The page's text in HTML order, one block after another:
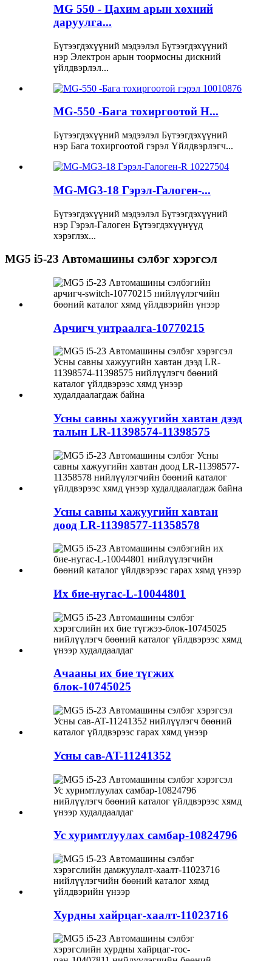
MG 550 - Цахим арын хөхний
даруулга...
Бүтээгдэхүүний мэдээлэл Бүтээгдэхүүний
нэр Электрон арын тоормосны дискний
үйлдвэрлэл...
MG-550 -Бага тохиргоотой H...
Бүтээгдэхүүний мэдээлэл Бүтээгдэхүүний
нэр Бага тохиргоотой гэрэл Үйлдвэрлэгч...
MG-MG3-18 Гэрэл-Галоген-...
Бүтээгдэхүүний мэдээлэл Бүтээгдэхүүний
нэр Гэрэл-Галоген Бүтээгдэхүүнүүд
хэрэглэх...
MG5 i5-23 Автомашины сэлбэг хэрэгсэл
Арчигч унтраалга-10770215
Усны савны хажуугийн хавтан дээд
талын LR-11398574-11398575
Усны савны хажуугийн хавтан
доод LR-11398577-11358578
Их бие-нугас-L-10044801
Ачааны их бие түгжих
блок-10745025
Усны сав-AT-11241352
Ус хуримтлуулах самбар-10824796
Хурдны хайрцаг-хаалт-11023716